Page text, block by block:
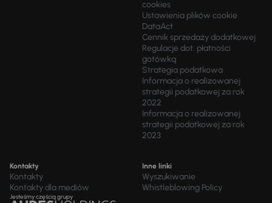
cookies
Ustawienia plików cookie
DataAct
Cennik sprzedaży dodatkowej
Regulacje dot. płatności
gotówką
Strategia podatkowa
Informacja o realizowanej
strategii podatkowej za rok
2022
Informacja o realizowanej
strategii podatkowej za rok
2023
Kontakty
Kontakty
Kontakty dla mediów
Inne linki
Wyszukiwanie
Whistleblowing Policy
Jesteśmy częścią grupy